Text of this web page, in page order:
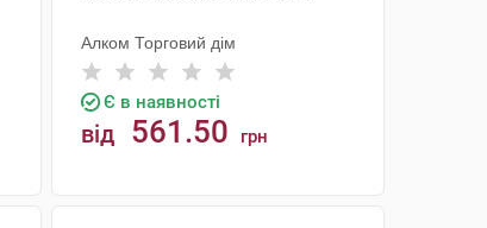
Алком Торговий дім
Є в наявності
від 561.50 грн